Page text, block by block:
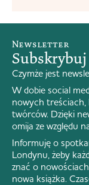
Newsletter
Subskrybuj
Czymże jest
W dobie social
nowych treściach,
twórców. Dzięki
omija ze względu
Informuję o
Londynu, żeby
znać o
nowa książka.